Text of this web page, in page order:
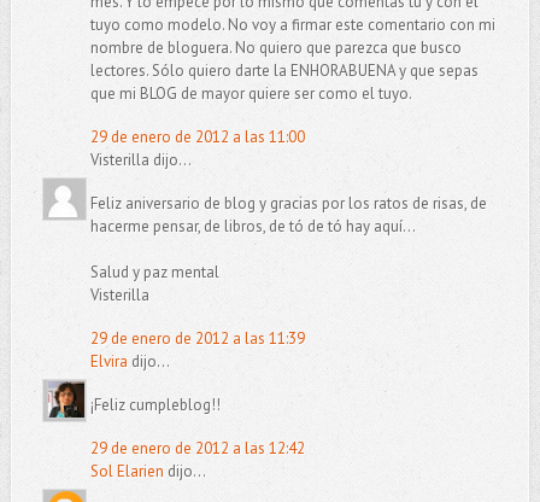
tuyo como modelo. No voy a firmar este comentario con mi
nombre de bloguera. No quiero que parezca que busco
lectores. Sólo quiero darte la ENHORABUENA y que sepas
que mi BLOG de mayor quiere ser como el tuyo.
29 de enero de 2012 a las 11:00
Visterilla dijo...
Feliz aniversario de blog y gracias por los ratos de risas, de
hacerme pensar, de libros, de tó de tó hay aquí...
Salud y paz mental
Visterilla
29 de enero de 2012 a las 11:39
Elvira dijo...
¡Feliz cumpleblog!!
29 de enero de 2012 a las 12:42
Sol Elarien dijo...